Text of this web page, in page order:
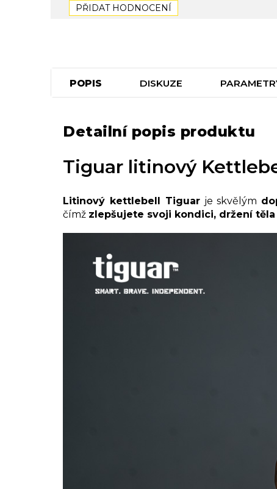
PŘIDAT HODNOCENÍ
POPIS DISKUZE
Detailní popis produktu
Tiguar litinový
Litinový kettlebell Tiguarje skvělým
čímž zlepšujete svoji kondici, držení